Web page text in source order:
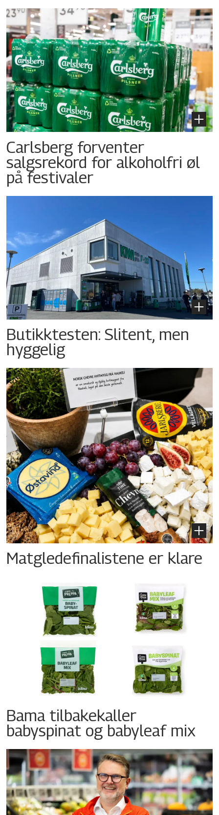
Carlsberg forventer
salgsrekord for alkoholfri øl
på festivaler
Butikktesten: Slitent, men
hyggelig
Matgledefinalistene er klare
Bama tilbakekaller
babyspinat og babyleaf mix